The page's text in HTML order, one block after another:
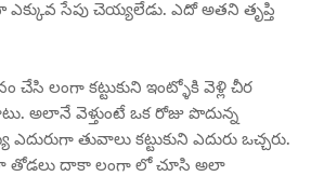
ఎక్కువ సేపు చెయ్యలేడు. ఎదో అతని తృప్తి
చేసి లంగా కట్టుకుని ఇంట్ళోకి వెళ్లి చీర
అలానే వెళ్తుంటే ఒక రోజు పొదున్న
తువాలు కట్టుకుని ఎదురు ఒచ్చరు.
తోడలు దాకా లంగా లో చూసి అలా